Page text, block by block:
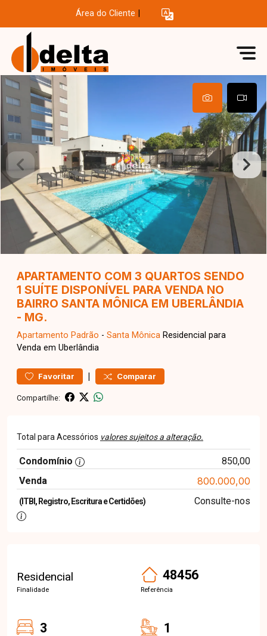
Área do Cliente
APARTAMENTO COM 3 QUARTOS SENDO
1 SUÍTE DISPONÍVEL PARA VENDA NO
BAIRRO SANTA MÔNICA EM UBERLÂNDIA
- MG.
Apartamento Padrão - Santa Mônica Residencial para
Venda em Uberlândia
Favoritar | Comparar
Compartilhe:
Total para Acessórios valores sujeitos a alteração.
Condomínio
850,00
Venda
800.000,00
(ITBI, Registro, Escritura e Certidões) Consulte-nos
Residencial
Finalidade
48456
Referência
3 1